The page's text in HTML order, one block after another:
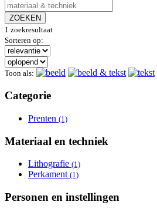
ZOEKEN
1 zoekresultaat
Sorteren op:
Toon als:
Categorie
Prenten (1)
Materiaal en techniek
Lithografie (1)
Perkament (1)
Personen en instellingen